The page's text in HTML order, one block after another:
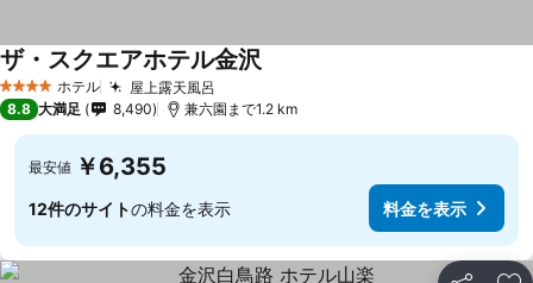
4 ホテルのランク
ホテル 屋上露天風呂
ザ・スクエアホテル金沢料金を表示
8.8 大満足 8,490 兼六園まで1.2 km
最安値 ￥6,355
12件のサイトの料金を表示 料金を表示